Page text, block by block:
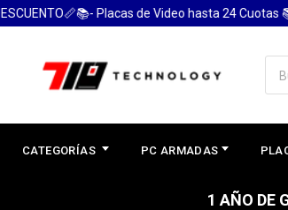
Placas de Video hasta 24 Cuotas 📚
CATEGORÍAS PC ARMADAS
1 AÑO DE